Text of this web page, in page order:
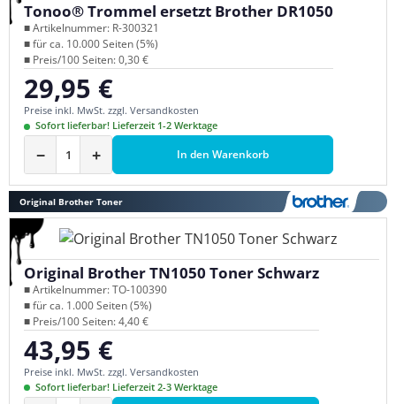
Tonoo® Trommel ersetzt Brother DR1050
■ Artikelnummer: R-300321
■ für ca. 10.000 Seiten (5%)
■ Preis/100 Seiten: 0,30 €
Regulärer Preis:
29,95 €
Preise inkl. MwSt. zzgl. Versandkosten
Sofort lieferbar! Lieferzeit 1-2 Werktage
− + In den Warenkorb
Original Brother Toner
Original Brother TN1050 Toner Schwarz
■ Artikelnummer: TO-100390
■ für ca. 1.000 Seiten (5%)
■ Preis/100 Seiten: 4,40 €
Regulärer Preis:
43,95 €
Preise inkl. MwSt. zzgl. Versandkosten
Sofort lieferbar! Lieferzeit 2-3 Werktage